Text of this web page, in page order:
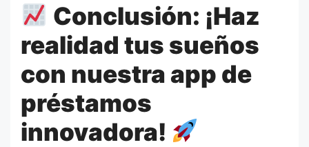
Conclusión: ¡Haz
realidad tus sueños
con nuestra app de
préstamos
innovadora!